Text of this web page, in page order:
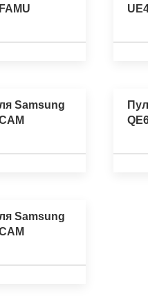
Samsung
Samsung